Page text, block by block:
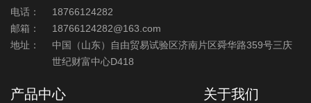
电话：
18766124282
邮箱：
18766124282@163.com
地址：
中国（山东）自由贸易试验区济南片区舜华路359号三庆
世纪财富中心D418
产品中心 关于我们